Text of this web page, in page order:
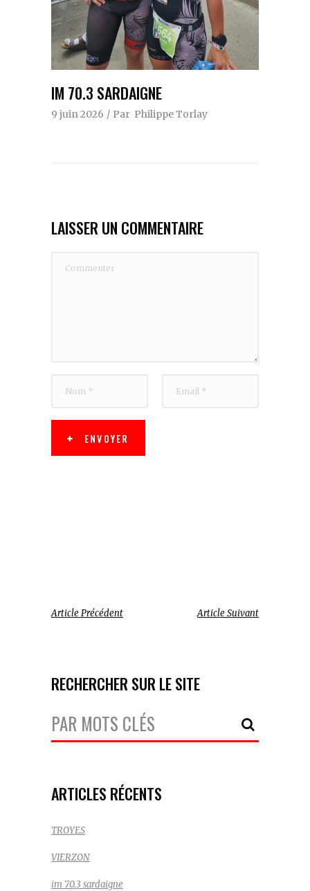
IM 70.3 SARDAIGNE
9 juin 2026 Par Philippe Torlay
LAISSER UN COMMENTAIRE
ENVOYER
Article Précédent Article Suivant
RECHERCHER SUR LE SITE
Votre
Recherche:
ARTICLES RÉCENTS
TROYES
VIERZON
im 70.3 sardaigne